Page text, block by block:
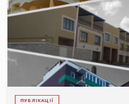
ПУБЛІКАЦІЇ